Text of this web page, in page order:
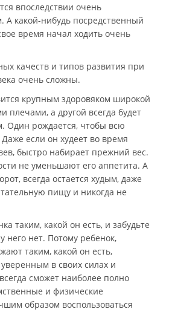
впоследствии очень
какой-нибудь посредственный
время начал ходить очень
качеств и типов развития при
очень сложны.
крупным здоровяком широкой
плечами, а другой всегда будет
Один рождается, чтобы всю
если он худеет во время
быстро набирает прежний вес.
не уменьшают его аппетита. А
всегда остается худым, даже
пищу и никогда не
таким, какой он есть, и забудьте
него нет. Потому ребенок,
таким, какой он есть,
в своих силах и
сможет наиболее полно
и физические
образом воспользоваться